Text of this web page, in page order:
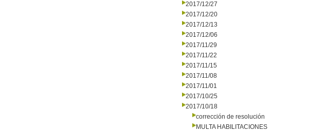
2017/12/27
2017/12/20
2017/12/13
2017/12/06
2017/11/29
2017/11/22
2017/11/15
2017/11/08
2017/11/01
2017/10/25
2017/10/18
corrección de resolución
MULTA HABILITACIONES